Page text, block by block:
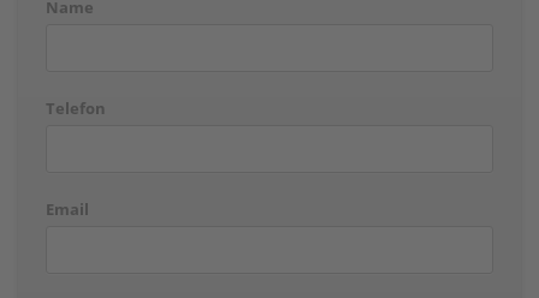
Name
Telefon
Email